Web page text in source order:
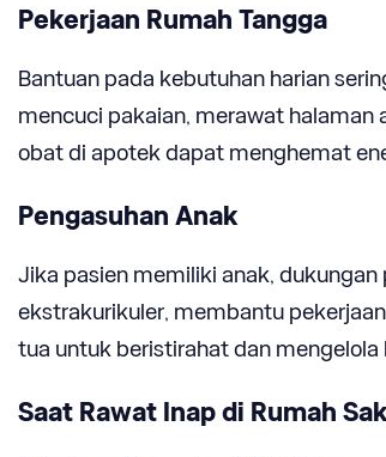
Pekerjaan Rumah Tangga
Bantuan pada kebutuhan harian
mencuci pakaian, merawat halaman
obat di apotek dapat menghemat
Pengasuhan Anak
Jika pasien memiliki anak,
ekstrakurikuler, membantu
tua untuk beristirahat dan mengelola
Saat Rawat Inap di Rumah